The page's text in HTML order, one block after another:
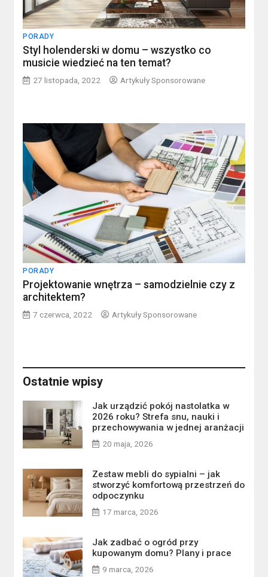
PORADY
Styl holenderski w domu – wszystko co
musicie wiedzieć na ten temat?
27 listopada, 2022 Artykuły Sponsorowane
PORADY
Projektowanie wnętrza – samodzielnie czy z
architektem?
7 czerwca, 2022 Artykuły Sponsorowane
Ostatnie wpisy
Jak urządzić pokój nastolatka w
2026 roku? Strefa snu, nauki i
przechowywania w jednej aranżacji
20 maja, 2026
Zestaw mebli do sypialni – jak
stworzyć komfortową przestrzeń do
odpoczynku
17 marca, 2026
Jak zadbać o ogród przy
kupowanym domu? Plany i prace
9 marca, 2026